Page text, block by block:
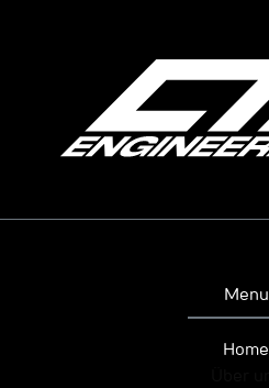
Menu
Home